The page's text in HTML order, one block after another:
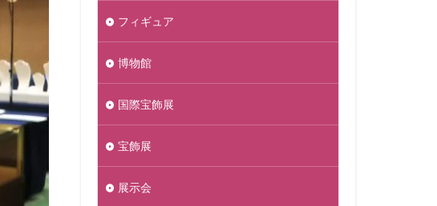
フィギュア
博物館
国際宝飾展
宝飾展
展示会